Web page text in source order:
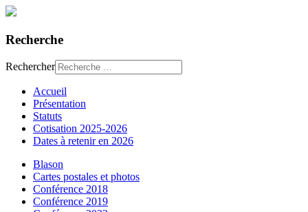
Recherche
Rechercher
Accueil
Présentation
Statuts
Cotisation 2025-2026
Dates à retenir en 2026
Blason
Cartes postales et photos
Conférence 2018
Conférence 2019